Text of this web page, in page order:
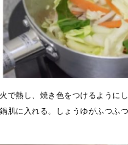
で熱し、焼き色をつけるように
肌に入れる。しょうゆがふつふ